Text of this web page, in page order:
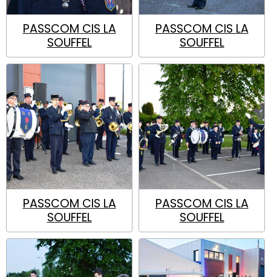
PASSCOM CIS LA
SOUFFEL
PASSCOM CIS LA
SOUFFEL
PASSCOM CIS LA
SOUFFEL
PASSCOM CIS LA
SOUFFEL